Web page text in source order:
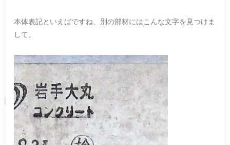
本体表記といえばですね、別の部材にはこんな文字を見つけま
して。